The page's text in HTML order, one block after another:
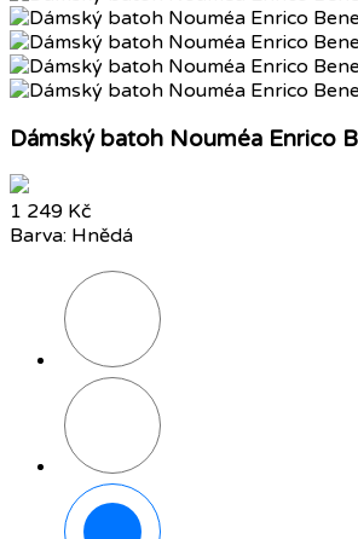
Dámský batoh Nouméa Enrico
1 249 Kč
Barva: Hnědá